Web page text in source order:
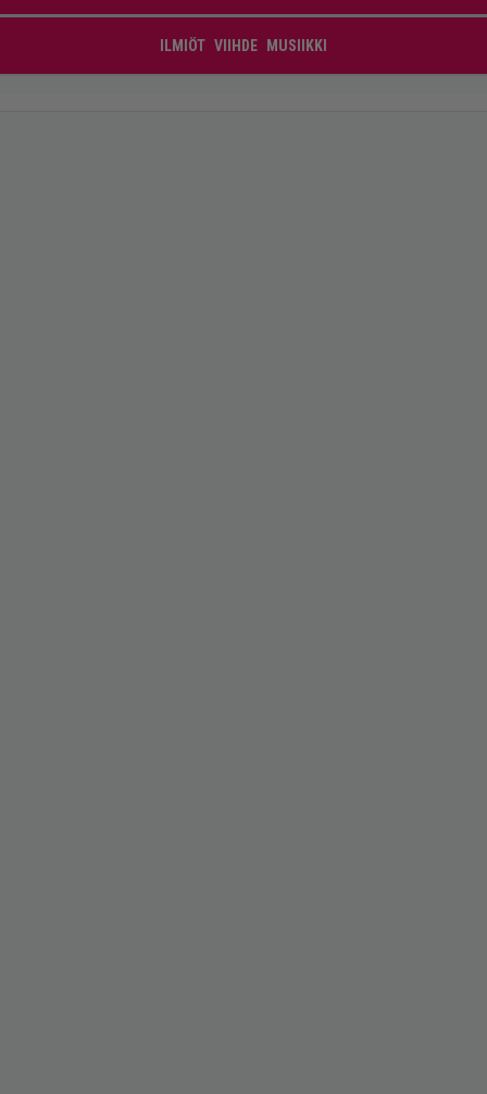
ILMIÖT VIIHDE MUSIIKKI